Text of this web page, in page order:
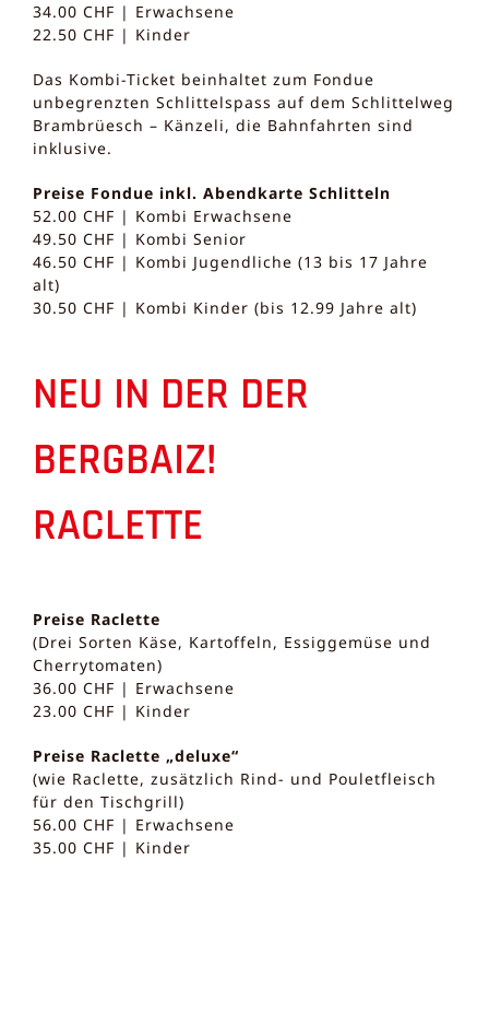
34.00 CHF | Erwachsene
22.50 CHF | Kinder
Das Kombi-Ticket beinhaltet zum Fondue
unbegrenzten Schlittelspass auf dem Schlittelweg
Brambrüesch – Känzeli, die Bahnfahrten sind
inklusive.
Preise Fondue inkl. Abendkarte Schlitteln
52.00 CHF | Kombi Erwachsene
49.50 CHF | Kombi Senior
46.50 CHF | Kombi Jugendliche (13 bis 17 Jahre
alt)
30.50 CHF | Kombi Kinder (bis 12.99 Jahre alt)
NEU IN DER DER
BERGBAIZ!
RACLETTE
Preise Raclette
(Drei Sorten Käse, Kartoffeln, Essiggemüse und
Cherrytomaten)
36.00 CHF | Erwachsene
23.00 CHF | Kinder
Preise Raclette „deluxe“
(wie Raclette, zusätzlich Rind- und Pouletfleisch
für den Tischgrill)
56.00 CHF | Erwachsene
35.00 CHF | Kinder